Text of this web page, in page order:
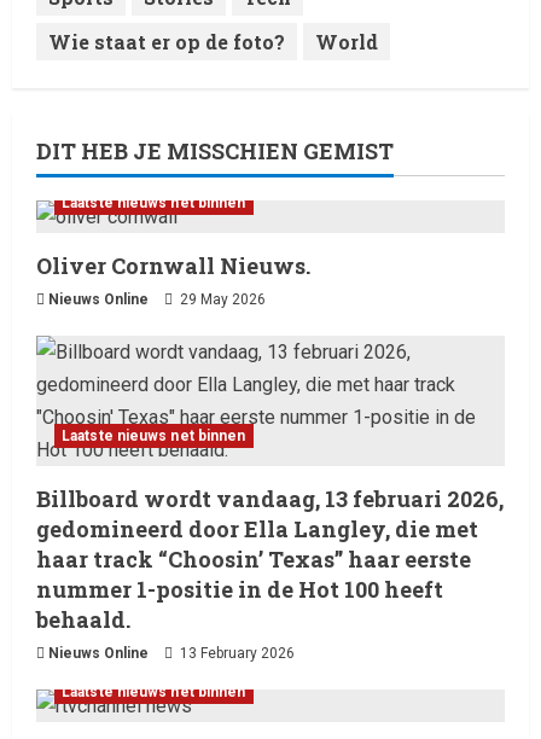
Wie staat er op de foto?
World
DIT HEB JE MISSCHIEN GEMIST
Laatste nieuws net binnen
Oliver Cornwall Nieuws.
Nieuws Online 29 May 2026
Laatste nieuws net binnen
Billboard wordt vandaag, 13 februari 2026,
gedomineerd door Ella Langley, die met
haar track “Choosin’ Texas” haar eerste
nummer 1-positie in de Hot 100 heeft
behaald.
Nieuws Online 13 February 2026
Laatste nieuws net binnen